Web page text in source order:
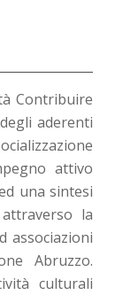
Contribuire
aderenti
attivo
una sintesi
la
associazioni
Abruzzo.
culturali